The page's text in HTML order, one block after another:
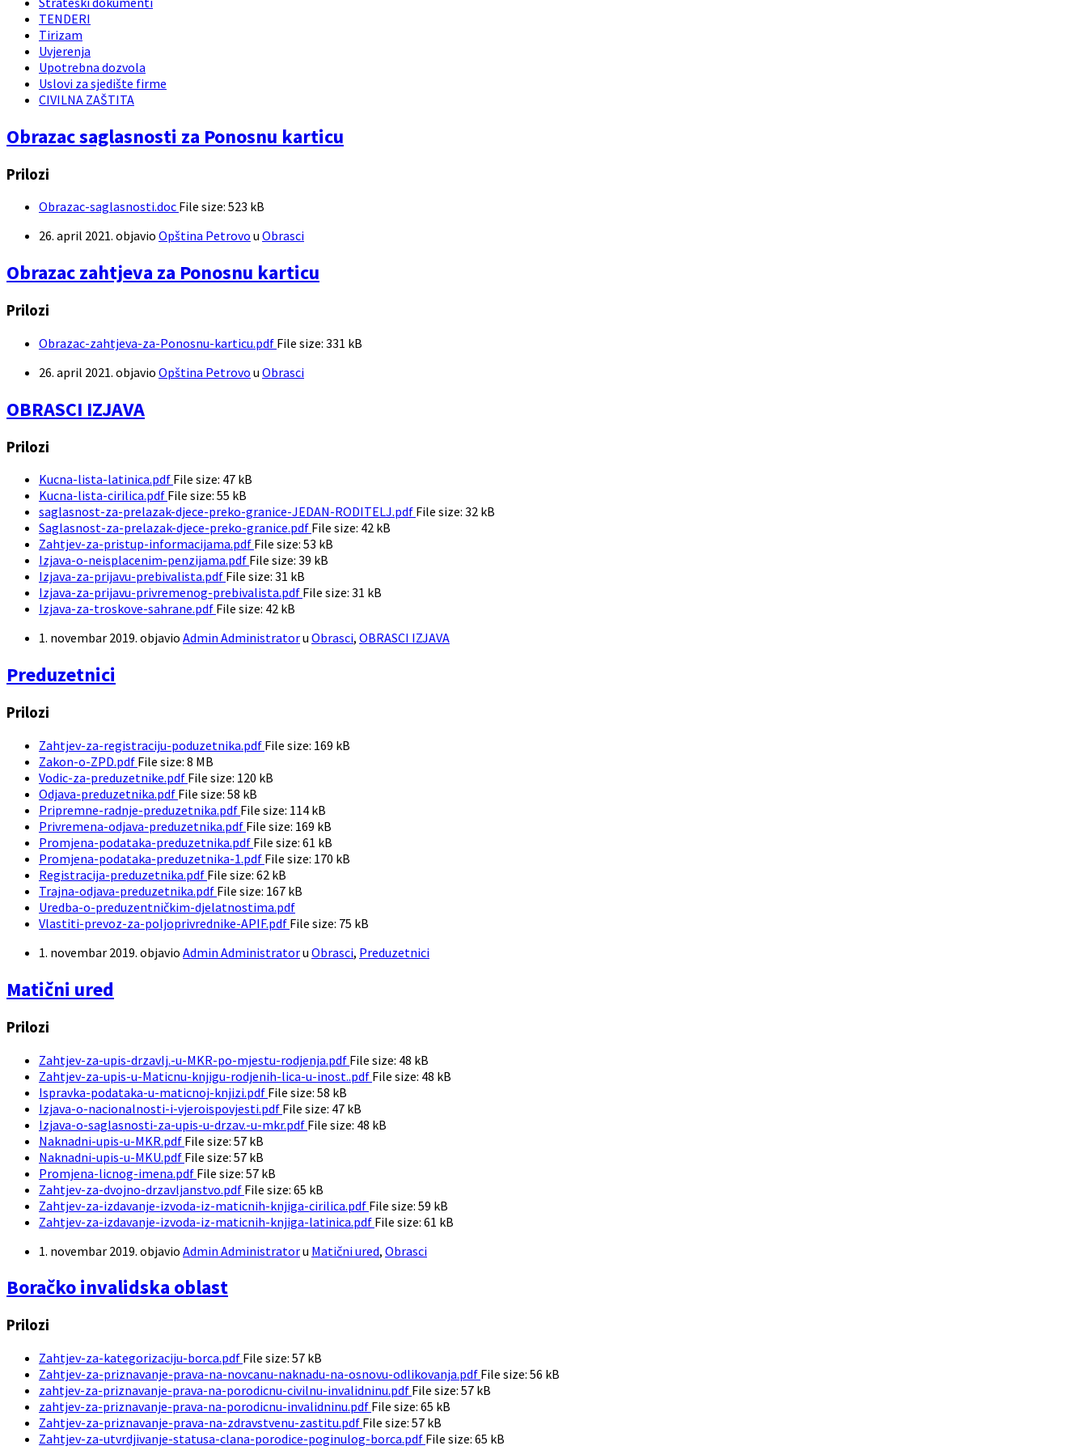
TENDERI
Tirizam
Uvjerenja
Upotrebna dozvola
Uslovi za sjedište firme
CIVILNA ZAŠTITA
Obrazac saglasnosti za Ponosnu karticu
Prilozi
Obrazac-saglasnosti.doc File size: 523 kB
26. april 2021. objavio Opština Petrovo u Obrasci
Obrazac zahtjeva za Ponosnu karticu
Prilozi
Obrazac-zahtjeva-za-Ponosnu-karticu.pdf File size: 331 kB
26. april 2021. objavio Opština Petrovo u Obrasci
OBRASCI IZJAVA
Prilozi
Kucna-lista-latinica.pdf File size: 47 kB
Kucna-lista-cirilica.pdf File size: 55 kB
saglasnost-za-prelazak-djece-preko-granice-JEDAN-RODITELJ.pdf File size: 32 kB
Saglasnost-za-prelazak-djece-preko-granice.pdf File size: 42 kB
Zahtjev-za-pristup-informacijama.pdf File size: 53 kB
Izjava-o-neisplacenim-penzijama.pdf File size: 39 kB
Izjava-za-prijavu-prebivalista.pdf File size: 31 kB
Izjava-za-prijavu-privremenog-prebivalista.pdf File size: 31 kB
Izjava-za-troskove-sahrane.pdf File size: 42 kB
1. novembar 2019. objavio Admin Administratoru Obrasci, OBRASCI IZJAVA
Preduzetnici
Prilozi
Zahtjev-za-registraciju-poduzetnika.pdf File size: 169 kB
Zakon-o-ZPD.pdf File size: 8 MB
Vodic-za-preduzetnike.pdf File size: 120 kB
Odjava-preduzetnika.pdf File size: 58 kB
Pripremne-radnje-preduzetnika.pdf File size: 114 kB
Privremena-odjava-preduzetnika.pdf File size: 169 kB
Promjena-podataka-preduzetnika.pdf File size: 61 kB
Promjena-podataka-preduzetnika-1.pdf File size: 170 kB
Registracija-preduzetnika.pdf File size: 62 kB
Trajna-odjava-preduzetnika.pdf File size: 167 kB
Uredba-o-preduzentničkim-djelatnostima.pdf
Vlastiti-prevoz-za-poljoprivrednike-APIF.pdf File size: 75 kB
1. novembar 2019. objavio Admin Administratoru Obrasci, Preduzetnici
Matični ured
Prilozi
Zahtjev-za-upis-drzavlj.-u-MKR-po-mjestu-rodjenja.pdf File size: 48 kB
Zahtjev-za-upis-u-Maticnu-knjigu-rodjenih-lica-u-inost..pdf File size: 48 kB
Ispravka-podataka-u-maticnoj-knjizi.pdf File size: 58 kB
Izjava-o-nacionalnosti-i-vjeroispovjesti.pdf File size: 47 kB
Izjava-o-saglasnosti-za-upis-u-drzav.-u-mkr.pdf File size: 48 kB
Naknadni-upis-u-MKR.pdf File size: 57 kB
Naknadni-upis-u-MKU.pdf File size: 57 kB
Promjena-licnog-imena.pdf File size: 57 kB
Zahtjev-za-dvojno-drzavljanstvo.pdf File size: 65 kB
Zahtjev-za-izdavanje-izvoda-iz-maticnih-knjiga-cirilica.pdf File size: 59 kB
Zahtjev-za-izdavanje-izvoda-iz-maticnih-knjiga-latinica.pdf File size: 61 kB
1. novembar 2019. objavio Admin Administratoru Matični ured, Obrasci
Boračko invalidska oblast
Prilozi
Zahtjev-za-kategorizaciju-borca.pdf File size: 57 kB
Zahtjev-za-priznavanje-prava-na-novcanu-naknadu-na-osnovu-odlikovanja.pdf File size: 56 kB
zahtjev-za-priznavanje-prava-na-porodicnu-civilnu-invalidninu.pdf File size: 57 kB
zahtjev-za-priznavanje-prava-na-porodicnu-invalidninu.pdf File size: 65 kB
Zahtjev-za-priznavanje-prava-na-zdravstvenu-zastitu.pdf File size: 57 kB
Zahtjev-za-utvrdjivanje-statusa-clana-porodice-poginulog-borca.pdf File size: 65 kB